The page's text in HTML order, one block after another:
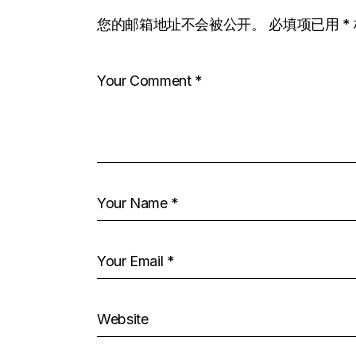
您的邮箱地址不会被公开。 必填项已用 *